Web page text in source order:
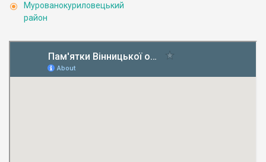
Мурованокуриловецький
район